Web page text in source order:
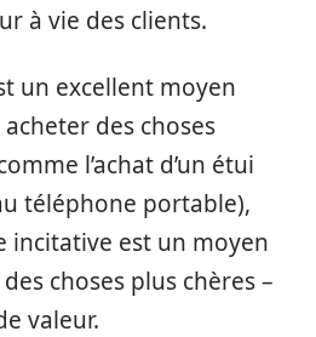
à vie des clients.
un excellent moyen
des choses
l’achat d’un étui
téléphone portable),
incitative est un moyen
choses plus chères –
valeur.